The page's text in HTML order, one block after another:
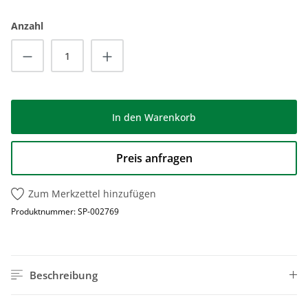
Anzahl
Produkt Anzahl: Gib den gewünschten
In den Warenkorb
Preis anfragen
Zum Merkzettel hinzufügen
Produktnummer:SP-002769
Beschreibung